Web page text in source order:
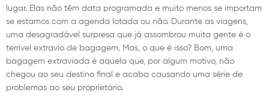
lugar. Elas não têm data programada e muito menos se importam
se estamos com a agenda lotada ou não. Durante as viagens,
uma desagradável surpresa que já assombrou muita gente é o
terrível extravio de bagagem. Mas, o que é isso? Bom, uma
bagagem extraviada é aquela que, por algum motivo, não
chegou ao seu destino final e acaba causando uma série de
problemas ao seu proprietário.